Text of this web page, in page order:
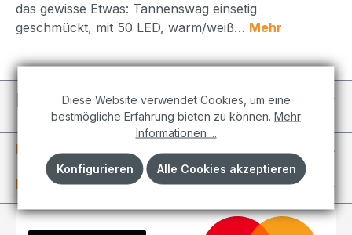
das gewisse Etwas: Tannenswag einsetig
geschmückt, mit 50 LED, warm/weiß… Mehr
Individuelle Projekte
Informationen
Kundenkonto
Diese Website verwendet Cookies, um eine
bestmögliche Erfahrung bieten zu können. Mehr
Informationen ...
Konfigurieren Alle Cookies akzeptieren